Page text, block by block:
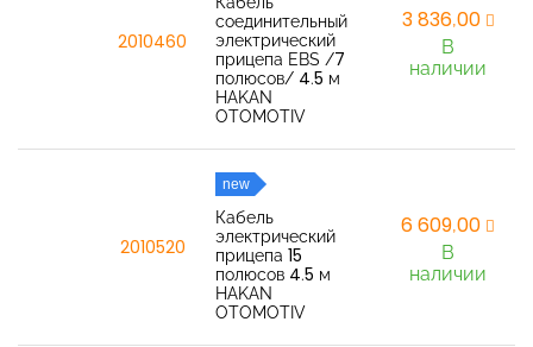
2010460
соединительный
электрический
прицепа EBS /7
полюсов/ 4.5 м
HAKAN
OTOMOTIV
3 836,00
В
наличии
2010520
new
Кабель
электрический
прицепа 15
полюсов 4.5 м
HAKAN
OTOMOTIV
6 609,00
В
наличии